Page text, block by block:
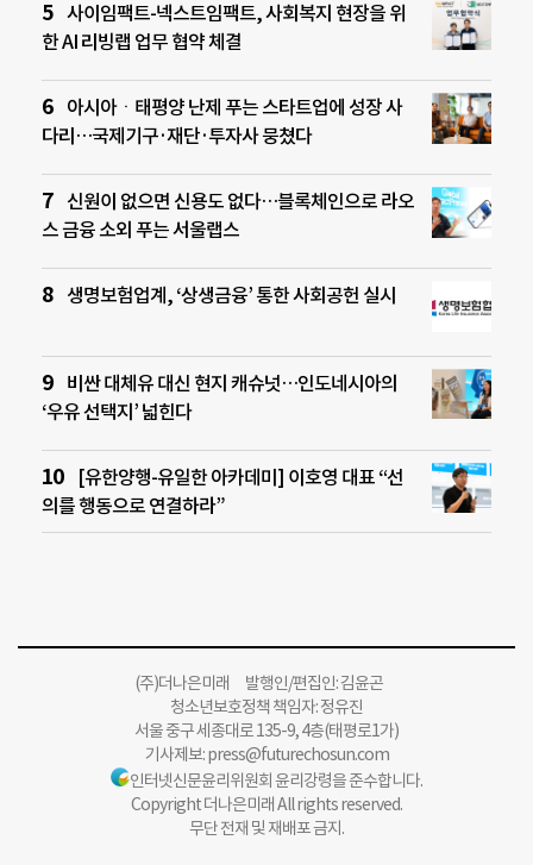
사이임팩트-넥스트임팩트, 사회복지 현장을 위
한 AI 리빙랩 업무 협약 체결
아시아ㆍ태평양 난제 푸는 스타트업에 성장 사
다리…국제기구·재단·투자사 뭉쳤다
신원이 없으면 신용도 없다…블록체인으로 라오
스 금융 소외 푸는 서울랩스
생명보험업계, ‘상생금융’ 통한 사회공헌 실시
비싼 대체유 대신 현지 캐슈넛…인도네시아의
‘우유 선택지’ 넓힌다
[유한양행-유일한 아카데미] 이호영 대표 “선
의를 행동으로 연결하라”
(주)더나은미래 발행인/편집인: 김윤곤
청소년보호정책 책임자: 정유진
서울 중구 세종대로 135-9, 4층(태평로1가)
기사제보:press@futurechosun.com
인터넷신문윤리위원회 윤리강령을 준수합니다.
Copyright 더나은미래 All rights reserved.
무단 전재 및 재배포 금지.